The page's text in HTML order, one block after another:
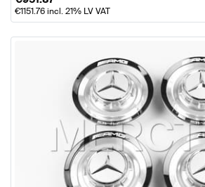
€1151.76incl. 21% LV VAT